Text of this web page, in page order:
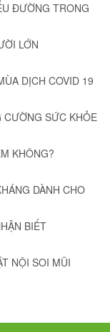
ĐƯỜNG TRONG
LỚN
DỊCH COVID 19
CƯỜNG SỨC KHỎE
KHÔNG?
DÀNH CHO
BIẾT
NỘI SOI MŨI